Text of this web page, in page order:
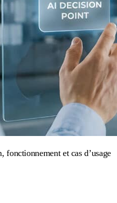
et cas d’usage